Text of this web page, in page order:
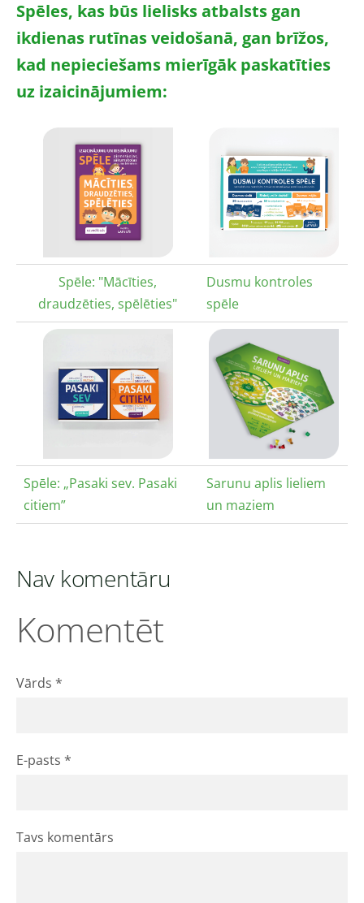
Spēles, kas būs lielisks atbalsts gan
ikdienas rutīnas veidošanā, gan brīžos,
kad nepieciešams mierīgāk paskatīties
uz izaicinājumiem:
Spēle: "Mācīties,
draudzēties, spēlēties"
Dusmu kontroles
spēle
Spēle: „Pasaki sev. Pasaki
citiem”
Sarunu aplis lieliem
un maziem
Nav komentāru
Komentēt
Vārds *
E-pasts *
Tavs komentārs